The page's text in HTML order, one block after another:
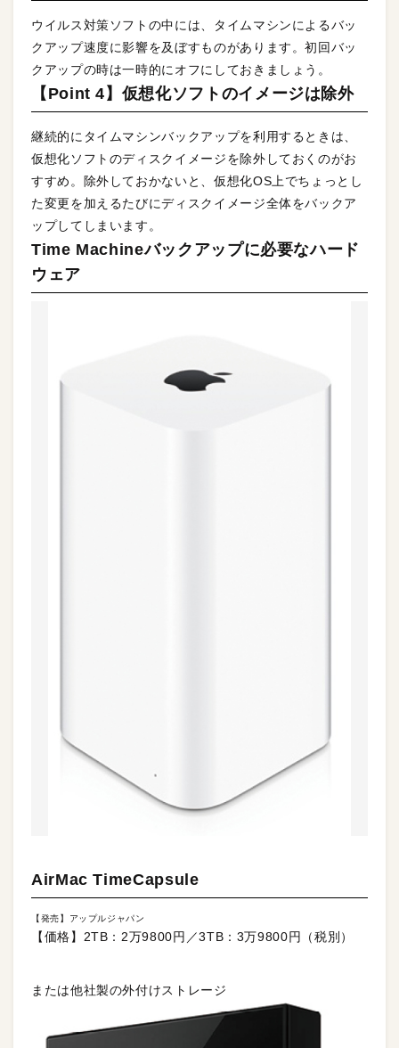
ウイルス対策ソフトの中には、タイムマシンによるバッ
クアップ速度に影響を及ぼすものがあります。初回バッ
クアップの時は一時的にオフにしておきましょう。
【Point 4】仮想化ソフトのイメージは除外
継続的にタイムマシンバックアップを利用するときは、
仮想化ソフトのディスクイメージを除外しておくのがお
すすめ。除外しておかないと、仮想化OS上でちょっとし
た変更を加えるたびにディスクイメージ全体をバックア
ップしてしまいます。
Time Machineバックアップに必要なハード
ウェア
AirMac TimeCapsule
【発売】アップルジャパン
【価格】2TB：2万9800円／3TB：3万9800円（税別）
または他社製の外付けストレージ